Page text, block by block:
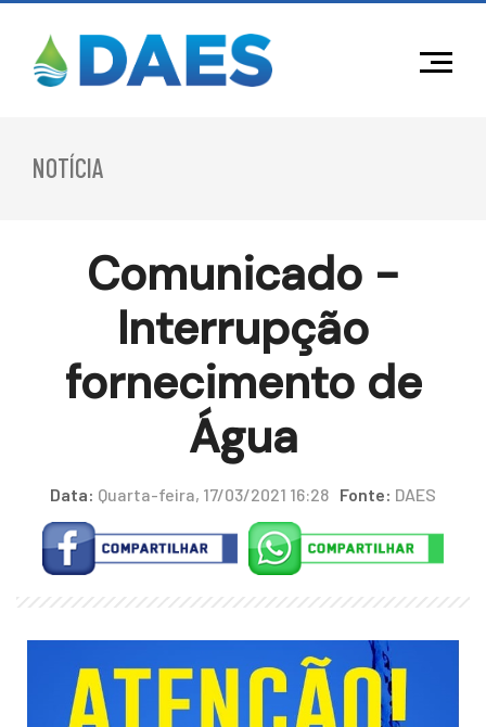
NOTÍCIA
Comunicado -
Interrupção
fornecimento de
Água
Data: Quarta-feira, 17/03/2021 16:28 Fonte: DAES